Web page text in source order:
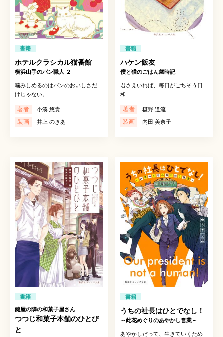
書籍
ホテルクラシカル猫番館
横浜山手のパン職人 ２
噛みしめるのはパンのおいしさだ
けじゃない。
著者 小湊 悠貴
装画 井上 のきあ
書籍
ハケン飯友
僕と猫のごはん歳時記
君さえいれば、毎日がごちそう日
和
著者 椹野 道流
装画 内田 美奈子
書籍
鍵屋の隣の和菓子屋さん
つつじ和菓子本舗のひとび
と
書籍
うちの社長はひとでなし！
～此花めぐりのあやかし営業～
あやかしだって、生きていくため